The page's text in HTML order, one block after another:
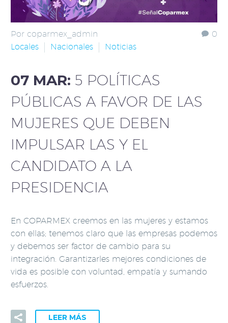
0
Por coparmex_admin
Locales
Nacionales Noticias
07 MAR: 5 POLÍTICAS
PÚBLICAS A FAVOR DE LAS
MUJERES QUE DEBEN
IMPULSAR LAS Y EL
CANDIDATO A LA
PRESIDENCIA
En COPARMEX creemos en las mujeres y estamos
con ellas; tenemos claro que las empresas podemos
y debemos ser factor de cambio para su
integración. Garantizarles mejores condiciones de
vida es posible con voluntad, empatía y sumando
esfuerzos.
LEER MÁS